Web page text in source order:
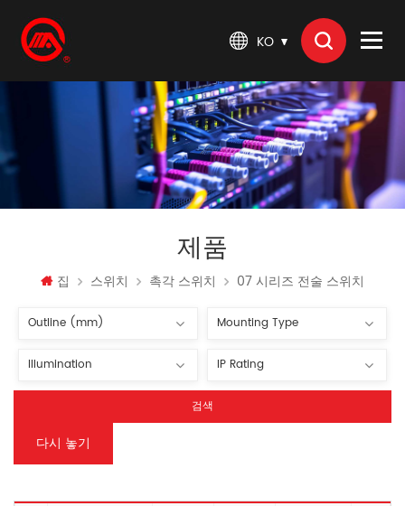
KO
제품
집 스위치 촉각 스위치 07 시리즈 전술 스위치
검색
다시 놓기